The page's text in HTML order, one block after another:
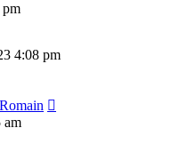
pm
4:08 pm
am